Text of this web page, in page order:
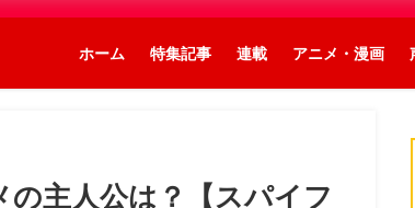
ホーム 特集記事 連載 アニメ・漫画
主人公は？【スパイフ